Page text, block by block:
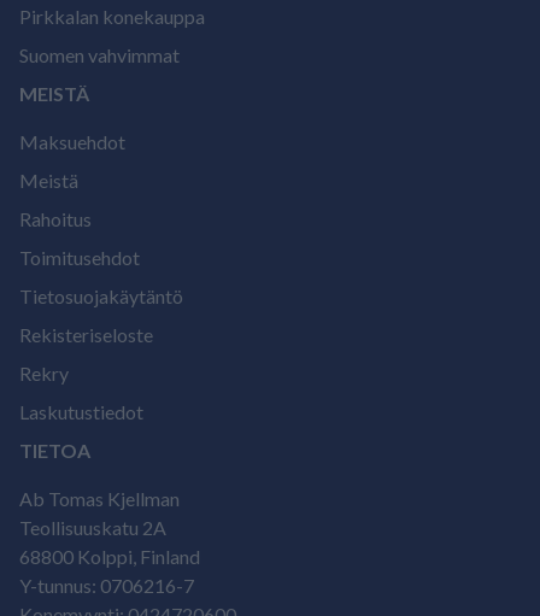
Pirkkalan konekauppa
Suomen vahvimmat
MEISTÄ
Maksuehdot
Meistä
Rahoitus
Toimitusehdot
Tietosuojakäytäntö
Rekisteriseloste
Rekry
Laskutustiedot
TIETOA
Ab Tomas Kjellman
Teollisuuskatu 2A
68800 Kolppi, Finland
Y-tunnus: 0706216-7